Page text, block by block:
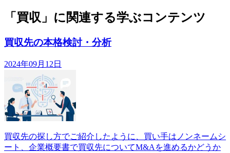
「買収」に関連する学ぶコンテンツ
買収先の本格検討・分析
2024年09月12日
買収先の探し方でご紹介したように、買い手はノンネームシ
ート、企業概要書で買収先についてM&Aを進めるかどうか